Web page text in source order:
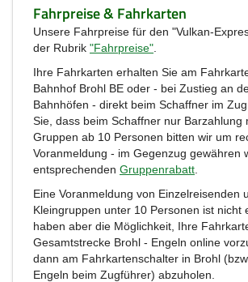
Fahrpreise & Fahrkarten
Unsere Fahrpreise für den "Vulkan-
der Rubrik "Fahrpreise"
Ihre Fahrkarten erhalten Sie am
Bahnhof Brohl BE oder - bei Zustieg an
Bahnhöfen - direkt beim Schaffner im
Sie, dass beim Schaffner nur Barzahlung
Gruppen ab 10 Personen bitten wir um
Voranmeldung - im Gegenzug gewähren
entsprechenden Gruppenrabatt
Eine Voranmeldung von Einzelreisenden
Kleingruppen unter 10 Personen ist nicht
haben aber die Möglichkeit, Ihre
Gesamtstrecke Brohl - Engeln online
dann am Fahrkartenschalter in Brohl
Engeln beim Zugführer) abzuholen.